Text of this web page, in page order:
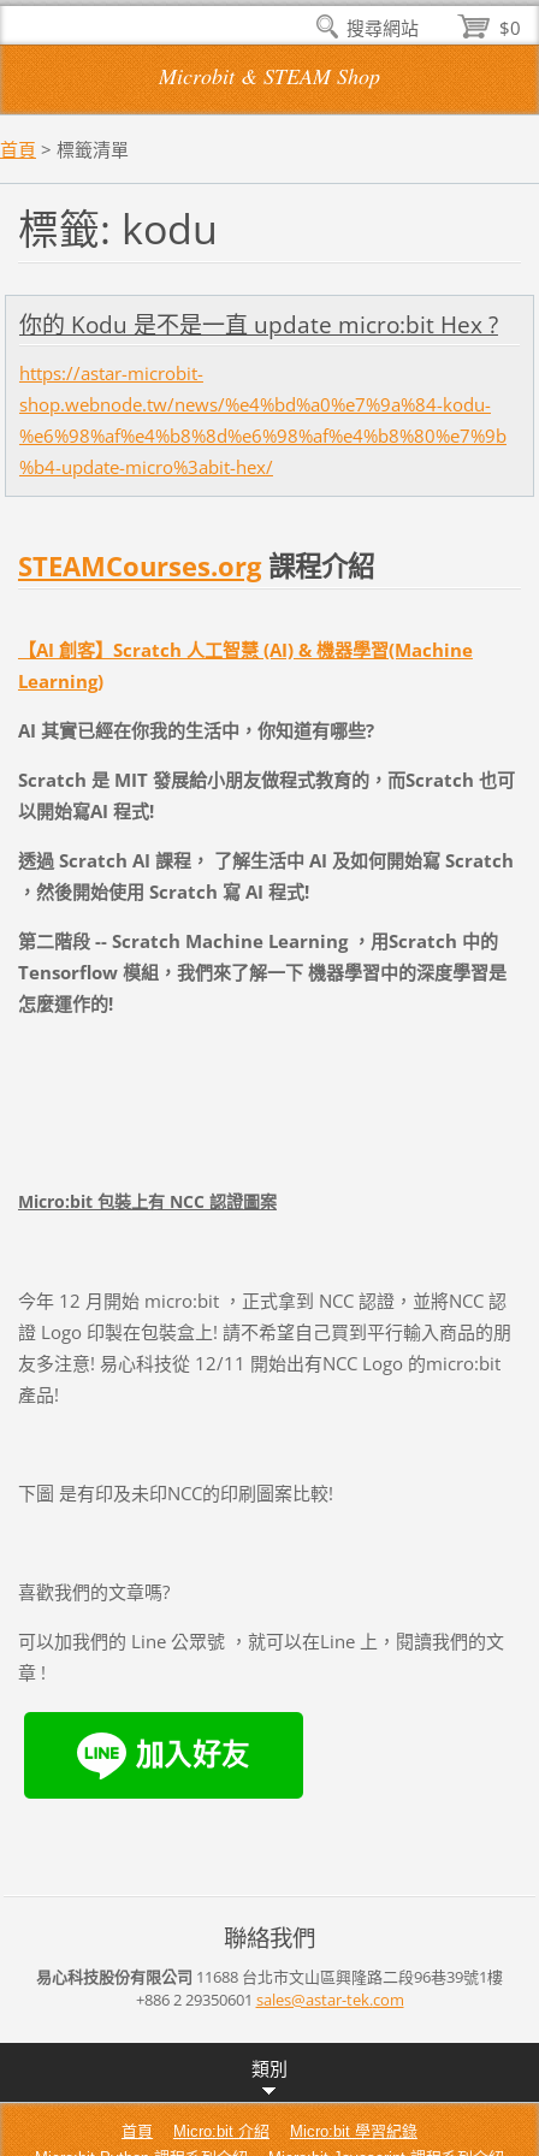
Microbit & STEAM Shop
首頁 > 標籤清單
標籤: kodu
你的 Kodu 是不是一直 update micro:bit Hex ?
https://astar-microbit-
shop.webnode.tw/news/%e4%bd%a0%e7%9a%84-kodu-
%e6%98%af%e4%b8%8d%e6%98%af%e4%b8%80%e7%9b
%b4-update-micro%3abit-hex/
STEAMCourses.org課程介紹
【AI 創客】Scratch 人工智慧 (AI) & 機器學習(Machine
Learning)
AI 其實已經在你我的生活中，你知道有哪些?
Scratch 是MIT 發展給小朋友做程式教育的，而Scratch 也可
以開始寫AI 程式!
透過Scratch AI 課程， 了解生活中 AI 及如何開始寫Scratch
，然後開始使用 Scratch 寫AI 程式!
第二階段-- Scratch Machine Learning ，用Scratch 中的
Tensorflow 模組，我們來了解一下 機器學習中的深度學習是
怎麼運作的!
Micro:bit 包裝上有 NCC 認證圖案
今年 12 月開始 micro:bit ，正式拿到 NCC 認證，並將NCC 認
證 Logo 印製在包裝盒上! 請不希望自己買到平行輸入商品的朋
友多注意! 易心科技從 12/11 開始出有NCC Logo 的micro:bit
產品!
下圖 是有印及未印NCC的印刷圖案比較!
喜歡我們的文章嗎?
可以加我們的 Line 公眾號 ，就可以在Line 上，閱讀我們的文
章 !
聯絡我們
易心科技股份有限公司 11688 台北市文山區興隆路二段96巷39號1樓
+886 2 29350601 sales@astar-tek.com
類別
首頁 Micro:bit 介紹
Micro:bit 學習紀錄
$0
搜尋網站